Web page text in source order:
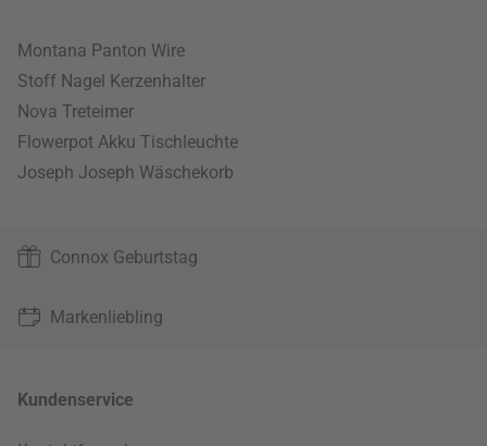
Montana Panton Wire
Stoff Nagel Kerzenhalter
Nova Treteimer
Flowerpot Akku Tischleuchte
Joseph Joseph Wäschekorb
Connox Geburtstag
Markenliebling
Kundenservice